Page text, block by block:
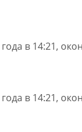
в 14:21,
в 14:21,